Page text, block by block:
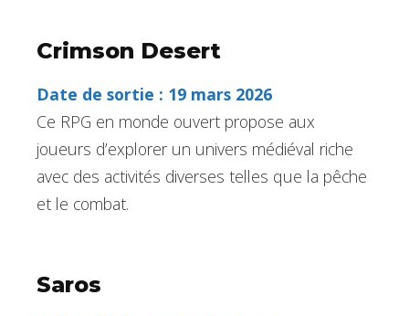
Crimson Desert
Date de sortie : 19 mars 2026
Ce RPG en monde ouvert propose aux
joueurs d’explorer un univers médiéval riche
avec des activités diverses telles que la pêche
et le combat.
Saros